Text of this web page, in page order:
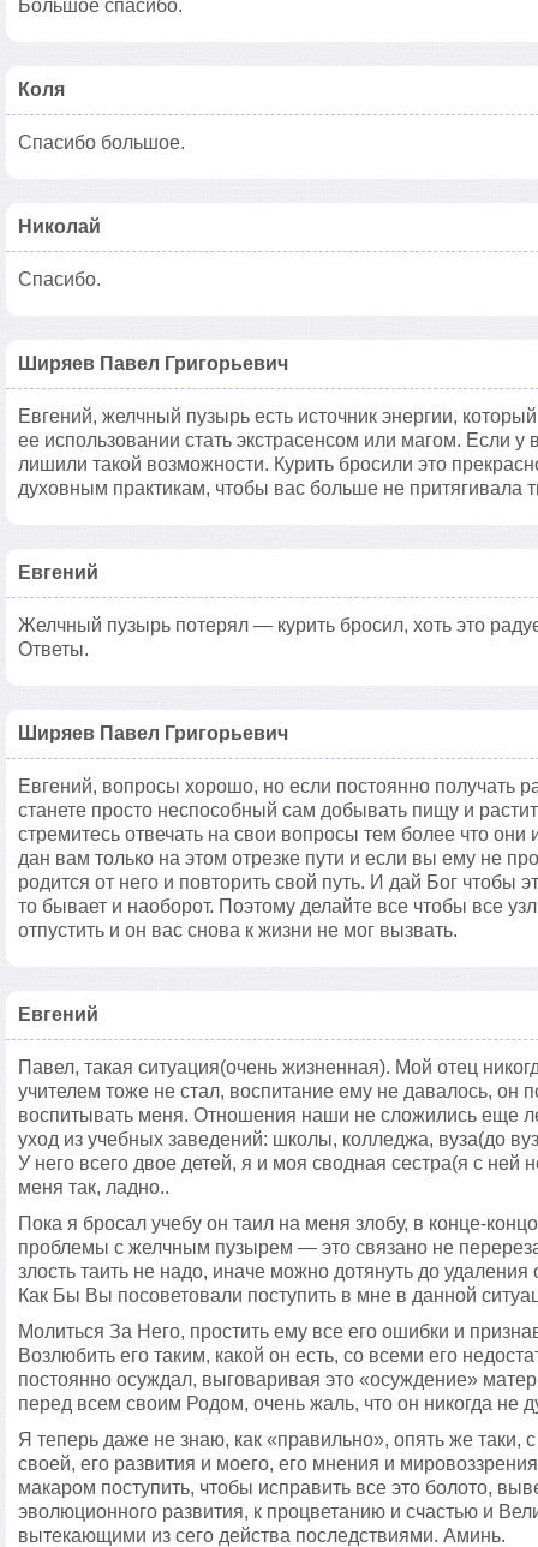
Большое спасибо.
Коля
Спасибо большое.
Николай
Спасибо.
Ширяев Павел Григорьевич
Евгений, желчный пузырь есть источник энергии,
ее использовании стать экстрасенсом или магом. Если
лишили такой возможности. Курить бросили это
духовным практикам, чтобы вас больше не притягивала
Евгений
Желчный пузырь потерял — курить бросил, хоть это
Ответы.
Ширяев Павел Григорьевич
Евгений, вопросы хорошо, но если постоянно получать
станете просто неспособный сам добывать пищу и
стремитесь отвечать на свои вопросы тем более что
дан вам только на этом отрезке пути и если вы ему не
родится от него и повторить свой путь. И дай Бог чтобы
то бывает и наоборот. Поэтому делайте все чтобы все
отпустить и он вас снова к жизни не мог вызвать.
Евгений
Павел, такая ситуация(очень жизненная). Мой отец
учителем тоже не стал, воспитание ему не давалось, он
воспитывать меня. Отношения наши не сложились еще
уход из учебных заведений: школы, колледжа, вуза(до
У него всего двое детей, я и моя сводная сестра(я с ней
меня так, ладно..
Пока я бросал учебу он таил на меня злобу, в конце-
проблемы с желчным пузырем — это связано не
злость таить не надо, иначе можно дотянуть до удаления
Как Бы Вы посоветовали поступить в мне в данной
Молиться За Него, простить ему все его ошибки и
Возлюбить его таким, какой он есть, со всеми его
постоянно осуждал, выговаривая это «осуждение»
перед всем своим Родом, очень жаль, что он никогда не
Я теперь даже не знаю, как «правильно», опять же таки,
своей, его развития и моего, его мнения и
макаром поступить, чтобы исправить все это болото,
эволюционного развития, к процветанию и счастью и
вытекающими из сего действа последствиями. Аминь.